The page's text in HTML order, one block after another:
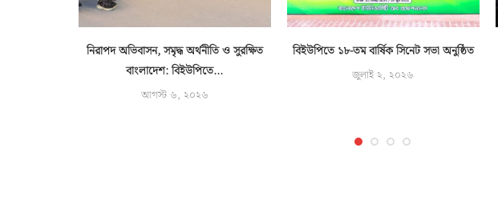
নিরাপদ অভিবাসন, সমৃদ্ধ অর্থনীতি ও সুরক্ষিত
বাংলাদেশ: বিইউপিতে...
আগস্ট ৬, ২০২৬
বিইউপিতে ১৮-তম বার্ষিক সিনেট সভা অনুষ্ঠিত
জুলাই ২, ২০২৬